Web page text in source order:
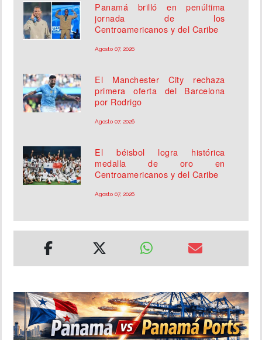
Panamá brilló en penúltima
jornada de los
Centroamericanos y del Caribe
Agosto 07, 2026
El Manchester City rechaza
primera oferta del Barcelona
por Rodrigo
Agosto 07, 2026
El béisbol logra histórica
medalla de oro en
Centroamericanos y del Caribe
Agosto 07, 2026